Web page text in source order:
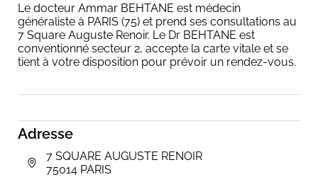
Adresse
7 SQUARE AUGUSTE RENOIR
75014 PARIS
Le docteur Ammar BEHTANE est médecin
généraliste à PARIS (75) et prend ses consultations au
7 Square Auguste Renoir. Le Dr BEHTANE est
conventionné secteur 2, accepte la carte vitale et se
tient à votre disposition pour prévoir un rendez-vous.